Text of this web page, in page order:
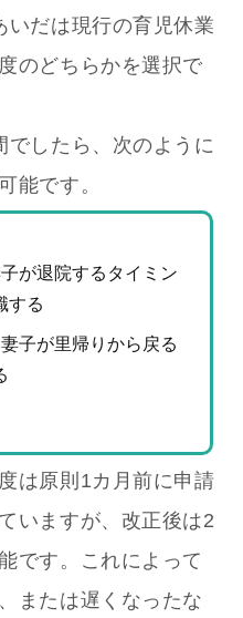
いだは現行の育児休業
のどちらかを選択で
でしたら、次のように
能です。
が退院するタイミン
する
子が里帰りから戻る
は原則1カ月前に申請
いますが、改正後は2
です。
これによって
または遅くなったな